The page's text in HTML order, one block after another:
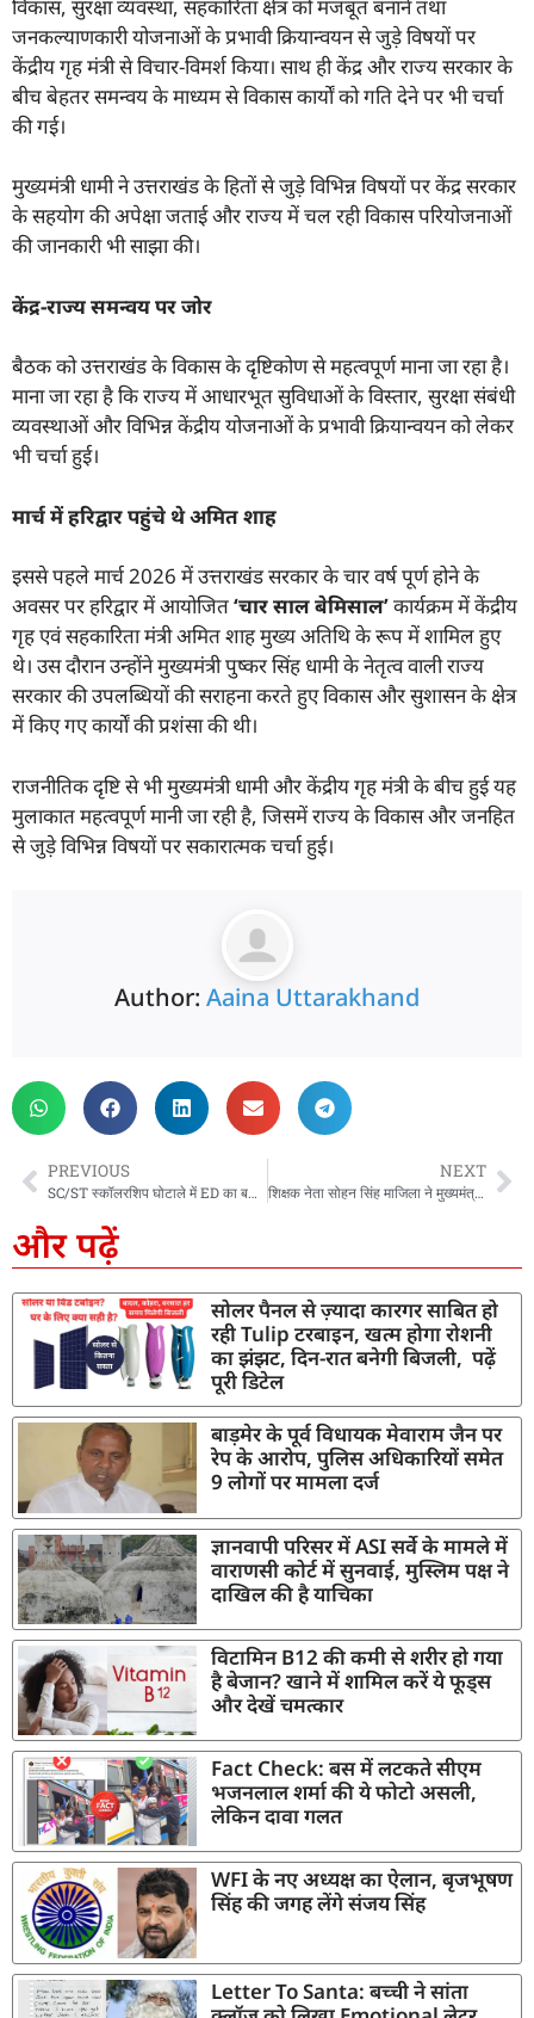
विकास, सुरक्षा व्यवस्था, सहकारिता क्षेत्र को मजबूत बनाने तथा
जनकल्याणकारी योजनाओं के प्रभावी क्रियान्वयन से जुड़े विषयों पर
केंद्रीय गृह मंत्री से विचार-विमर्श किया। साथ ही केंद्र और राज्य सरकार के
बीच बेहतर समन्वय के माध्यम से विकास कार्यों को गति देने पर भी चर्चा
की गई।
मुख्यमंत्री धामी ने उत्तराखंड के हितों से जुड़े विभिन्न विषयों पर केंद्र सरकार
के सहयोग की अपेक्षा जताई और राज्य में चल रही विकास परियोजनाओं
की जानकारी भी साझा की।
केंद्र-राज्य समन्वय पर जोर
बैठक को उत्तराखंड के विकास के दृष्टिकोण से महत्वपूर्ण माना जा रहा है।
माना जा रहा है कि राज्य में आधारभूत सुविधाओं के विस्तार, सुरक्षा संबंधी
व्यवस्थाओं और विभिन्न केंद्रीय योजनाओं के प्रभावी क्रियान्वयन को लेकर
भी चर्चा हुई।
मार्च में हरिद्वार पहुंचे थे अमित शाह
इससे पहले मार्च 2026 में उत्तराखंड सरकार के चार वर्ष पूर्ण होने के
अवसर पर हरिद्वार में आयोजित‘चार साल बेमिसाल’कार्यक्रम में केंद्रीय
गृह एवं सहकारिता मंत्री अमित शाह मुख्य अतिथि के रूप में शामिल हुए
थे। उस दौरान उन्होंने मुख्यमंत्री पुष्कर सिंह धामी के नेतृत्व वाली राज्य
सरकार की उपलब्धियों की सराहना करते हुए विकास और सुशासन के क्षेत्र
में किए गए कार्यों की प्रशंसा की थी।
राजनीतिक दृष्टि से भी मुख्यमंत्री धामी और केंद्रीय गृह मंत्री के बीच हुई यह
मुलाकात महत्वपूर्ण मानी जा रही है, जिसमें राज्य के विकास और जनहित
से जुड़े विभिन्न विषयों पर सकारात्मक चर्चा हुई।
Author: Aaina Uttarakhand
PREVIOUS
SC/ST स्कॉलरशिप घोटाले में ED का बड़ा एक्शन, 13.83 करोड़ रुपये की संपत्ति अटैच
NEXT
शिक्षक नेता सोहन सिंह माजिला ने मुख्यमंत्री धामी से की मुलाकात, शिक्षकों की मांगों पर हुई चर्चा
और पढ़ें
सोलर पैनल से ज़्यादा कारगर साबित हो
रही Tulip टरबाइन, खत्म होगा रोशनी
का झंझट, दिन-रात बनेगी बिजली, पढ़ें
पूरी डिटेल
बाड़मेर के पूर्व विधायक मेवाराम जैन पर
रेप के आरोप, पुलिस अधिकारियों समेत
9 लोगों पर मामला दर्ज
ज्ञानवापी परिसर में ASI सर्वे के मामले में
वाराणसी कोर्ट में सुनवाई, मुस्लिम पक्ष ने
दाखिल की है याचिका
विटामिन B12 की कमी से शरीर हो गया
है बेजान? खाने में शामिल करें ये फूड्स
और देखें चमत्कार
Fact Check: बस में लटकते सीएम
भजनलाल शर्मा की ये फोटो असली,
लेकिन दावा गलत
WFI के नए अध्यक्ष का ऐलान, बृजभूषण
सिंह की जगह लेंगे संजय सिंह
Letter To Santa: बच्ची ने सांता